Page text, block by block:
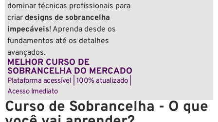
dominar técnicas profissionais para
criar designs de sobrancelha
impecáveis! Aprenda desde os
fundamentos até os detalhes
avançados.
MELHOR CURSO DE
SOBRANCELHA DO MERCADO
Plataforma acessível | 100% atualizado |
Acesso Imediato
Curso de Sobrancelha - O que